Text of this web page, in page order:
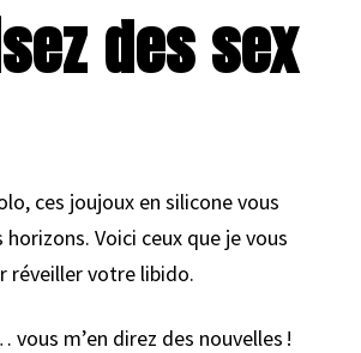
des sex
ces joujoux en silicone vous
Voici ceux que je vous
réveiller votre libido.
m’en direz des nouvelles !